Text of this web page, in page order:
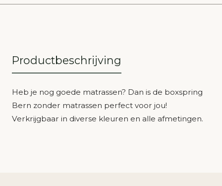
Productbeschrijving
Heb je nog goede matrassen? Dan is de boxspring
Bern zonder matrassen perfect voor jou!
Verkrijgbaar in diverse kleuren en alle afmetingen.